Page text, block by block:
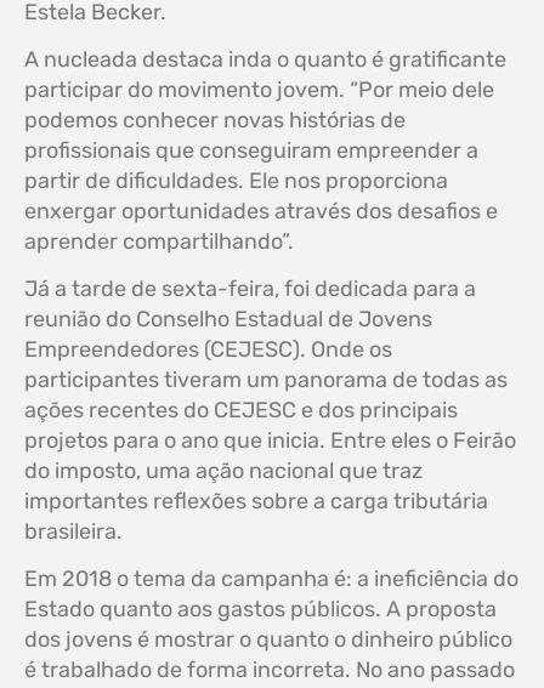
Estela Becker.
A nucleada destaca inda o quanto é gratificante
participar do movimento jovem. “Por meio dele
podemos conhecer novas histórias de
profissionais que conseguiram empreender a
partir de dificuldades. Ele nos proporciona
enxergar oportunidades através dos desafios e
aprender compartilhando”.
Já a tarde de sexta-feira, foi dedicada para a
reunião do Conselho Estadual de Jovens
Empreendedores (CEJESC). Onde os
participantes tiveram um panorama de todas as
ações recentes do CEJESC e dos principais
projetos para o ano que inicia. Entre eles o Feirão
do imposto, uma ação nacional que traz
importantes reflexões sobre a carga tributária
brasileira.
Em 2018 o tema da campanha é: a ineficiência do
Estado quanto aos gastos públicos. A proposta
dos jovens é mostrar o quanto o dinheiro público
é trabalhado de forma incorreta. No ano passado